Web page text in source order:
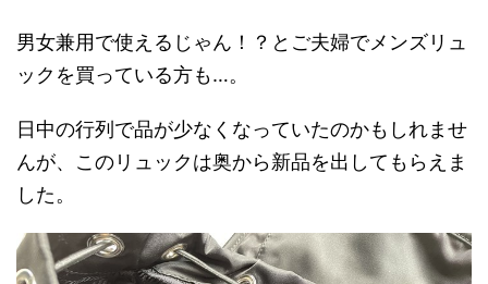
男女兼用で使えるじゃん！？とご夫婦でメンズリュ
ックを買っている方も…。
日中の行列で品が少なくなっていたのかもしれませ
んが、このリュックは奥から新品を出してもらえま
した。